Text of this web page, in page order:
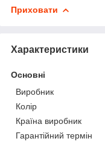
Приховати
Характеристики
Основні
Виробник
Колір
Країна виробник
Гарантійний термін